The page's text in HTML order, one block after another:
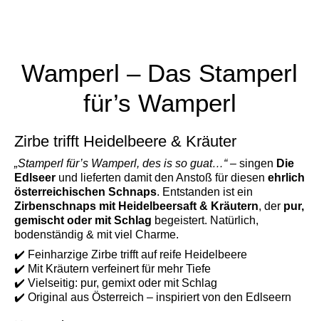
Wamperl – Das Stamperl
für’s Wamperl
Zirbe trifft Heidelbeere & Kräuter
„Stamperl für’s Wamperl, des is so guat…“– singen Die
Edlseer und lieferten damit den Anstoß für diesen ehrlich
österreichischen Schnaps. Entstanden ist ein
Zirbenschnaps mit Heidelbeersaft & Kräutern, der pur,
gemischt oder mit Schlag begeistert. Natürlich,
bodenständig & mit viel Charme.
✔️ Feinharzige Zirbe trifft auf reife Heidelbeere
✔️ Mit Kräutern verfeinert für mehr Tiefe
✔️ Vielseitig: pur, gemixt oder mit Schlag
✔️ Original aus Österreich – inspiriert von den Edlseern